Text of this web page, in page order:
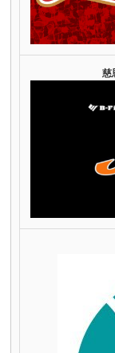
慈